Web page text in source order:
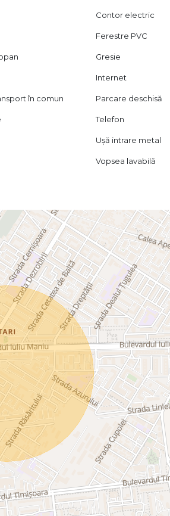
Contor electric
Ferestre PVC
Gresie
Internet
în comun Parcare deschisă
Telefon
Ușă intrare metal
Vopsea lavabilă